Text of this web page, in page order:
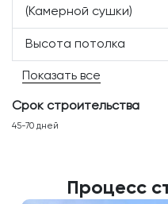
(Камерной сушки)
Высота потолка
Показать все
Срок строительства
45-70 дней
Процесс